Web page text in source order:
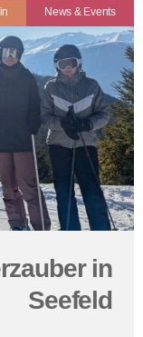
News & Events
in
Seefeld